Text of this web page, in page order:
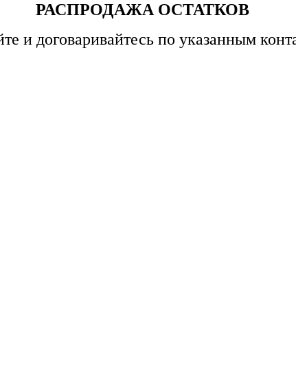
РАСПРОДАЖА ОСТАТКОВ
и договаривайтесь по указанным